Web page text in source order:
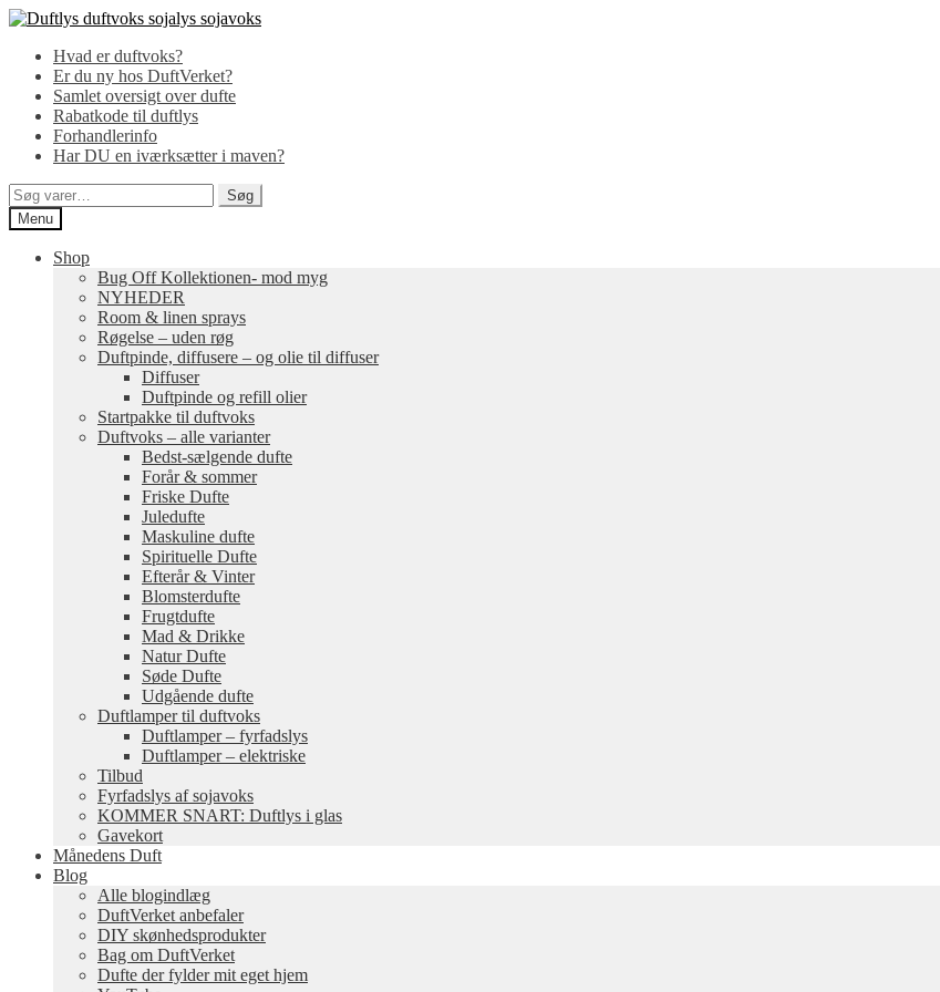
Spring
navigation
Spring
indholdHvad er duftvoks?
Er du ny hos DuftVerket?
Samlet oversigt over dufte
Rabatkode til duftlys
Forhandlerinfo
Har DU en iværksætter i maven?
Søg
efter:
Søg
Menu
Shop
Bug Off Kollektionen- mod myg
NYHEDER
Room & linen sprays
Røgelse – uden røg
Duftpinde, diffusere – og olie til diffuser
Diffuser
Duftpinde og refill olier
Startpakke til duftvoks
Duftvoks – alle varianter
Bedst-sælgende dufte
Forår & sommer
Friske Dufte
Juledufte
Maskuline dufte
Spirituelle Dufte
Efterår & Vinter
Blomsterdufte
Frugtdufte
Mad & Drikke
Natur Dufte
Søde Dufte
Udgående dufte
Duftlamper til duftvoks
Duftlamper – fyrfadslys
Duftlamper – elektriske
Tilbud
Fyrfadslys af sojavoks
KOMMER SNART: Duftlys i glas
Gavekort
Månedens Duft
Blog
Alle blogindlæg
DuftVerket anbefaler
DIY skønhedsprodukter
Bag om DuftVerket
Dufte der fylder mit eget hjem